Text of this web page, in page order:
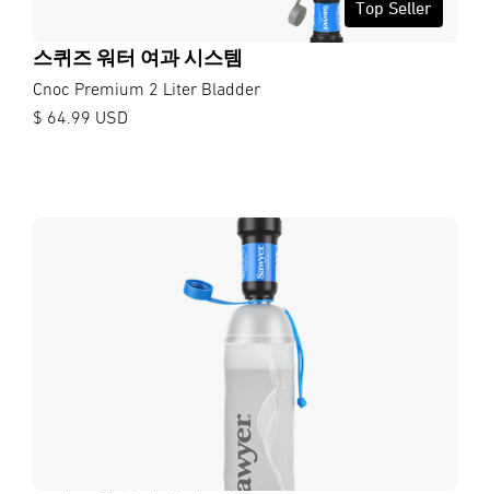
Top Seller
스퀴즈 워터 여과 시스템
Cnoc Premium 2 Liter Bladder
$ 64.99 USD